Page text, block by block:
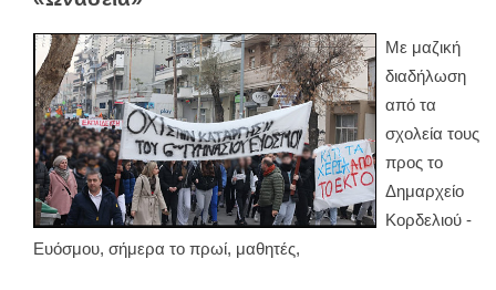
Με μαζική
διαδήλωση
από τα
σχολεία τους
προς το
Δημαρχείο
Κορδελιού -
Ευόσμου, σήμερα το πρωί, μαθητές,